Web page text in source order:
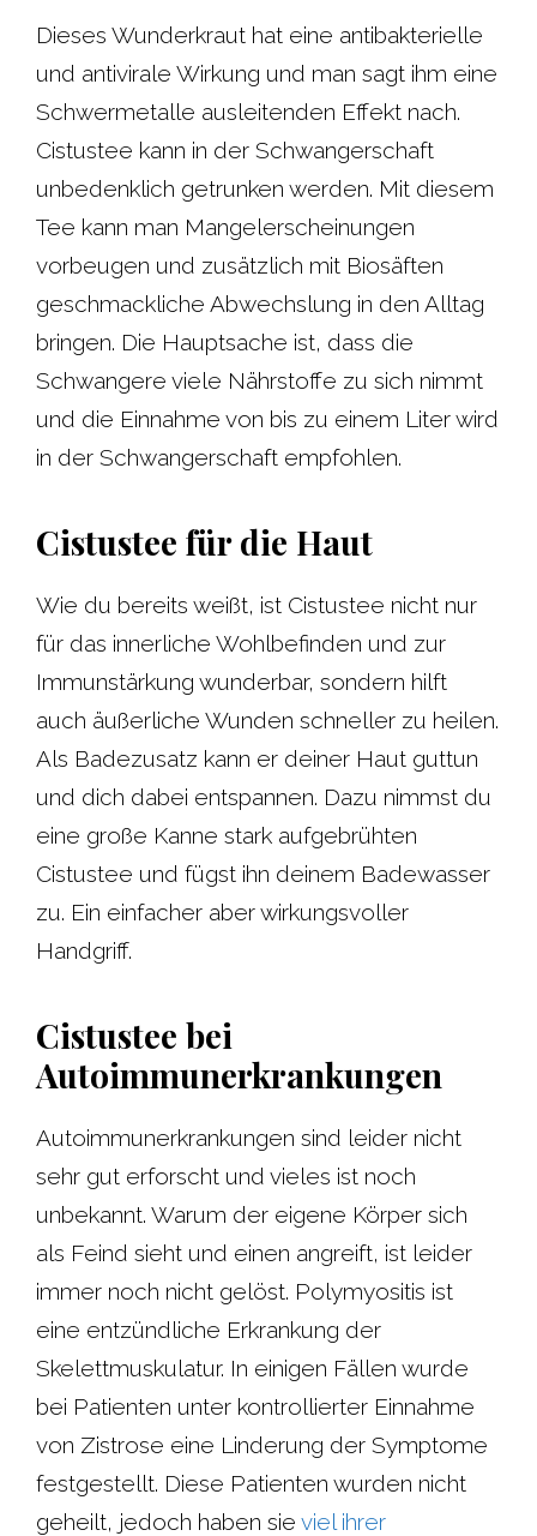
Dieses Wunderkraut hat eine antibakterielle
und antivirale Wirkung und man sagt ihm eine
Schwermetalle ausleitenden Effekt nach.
Cistustee kann in der Schwangerschaft
unbedenklich getrunken werden. Mit diesem
Tee kann man Mangelerscheinungen
vorbeugen und zusätzlich mit Biosäften
geschmackliche Abwechslung in den Alltag
bringen. Die Hauptsache ist, dass die
Schwangere viele Nährstoffe zu sich nimmt
und die Einnahme von bis zu einem Liter wird
in der Schwangerschaft empfohlen.
Cistustee für die Haut
Wie du bereits weißt, ist Cistustee nicht nur
für das innerliche Wohlbefinden und zur
Immunstärkung wunderbar, sondern hilft
auch äußerliche Wunden schneller zu heilen.
Als Badezusatz kann er deiner Haut guttun
und dich dabei entspannen. Dazu nimmst du
eine große Kanne stark aufgebrühten
Cistustee und fügst ihn deinem Badewasser
zu. Ein einfacher aber wirkungsvoller
Handgriff.
Cistustee bei
Autoimmunerkrankungen
Autoimmunerkrankungen sind leider nicht
sehr gut erforscht und vieles ist noch
unbekannt. Warum der eigene Körper sich
als Feind sieht und einen angreift, ist leider
immer noch nicht gelöst. Polymyositis ist
eine entzündliche Erkrankung der
Skelettmuskulatur. In einigen Fällen wurde
bei Patienten unter kontrollierter Einnahme
von Zistrose eine Linderung der Symptome
festgestellt. Diese Patienten wurden nicht
geheilt, jedoch haben sie viel ihrer